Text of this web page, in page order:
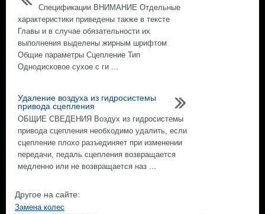
Спецификации ВНИМАНИЕ Отдельные
характеристики приведены также в тексте
Главы и в случае обязательности их
выполнения выделены жирным шрифтом
Общие параметры Сцепление Тип
Однодисковое сухое с ги ...
Удаление воздуха из гидросистемы
привода сцепления
ОБЩИЕ СВЕДЕНИЯ Воздух из гидросистемы
привода сцепления необходимо удалить, если
сцепление плохо разъединяет при изменении
передачи, педаль сцепления возвращается
медленно или не возвращается наз ...
Другое на сайте:
Замена колес